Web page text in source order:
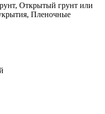
Открытый грунт или
Пленочные